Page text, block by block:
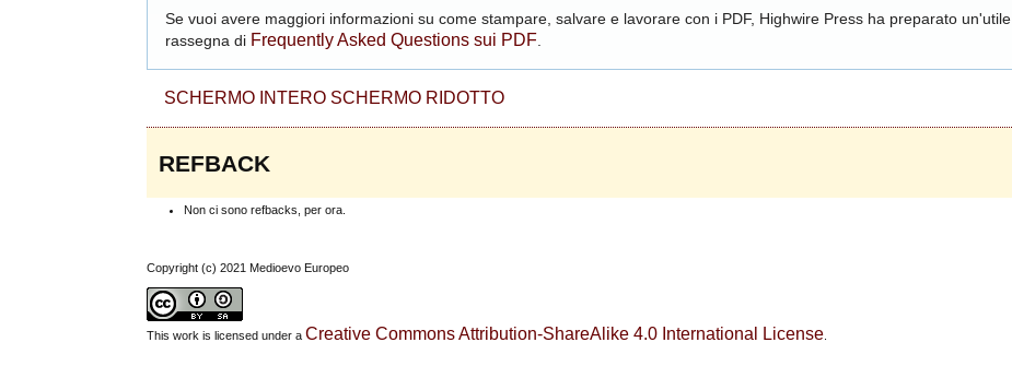
Se vuoi avere maggiori informazioni su come stampare, salvare e lavorare con i PDF, Highwire Press ha preparato un'utile
rassegna di Frequently Asked Questions sui PDF.
SCHERMO INTERO SCHERMO RIDOTTO
REFBACK
Non ci sono refbacks, per ora.
Copyright (c) 2021 Medioevo Europeo
This work is licensed under aCreative Commons Attribution-ShareAlike 4.0 International License